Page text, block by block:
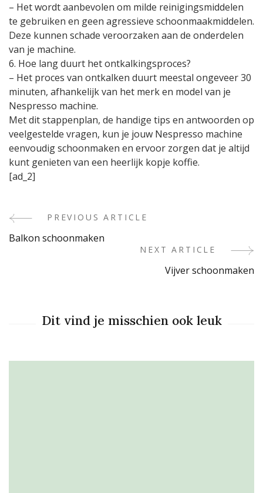
– Het wordt aanbevolen om milde reinigingsmiddelen
te gebruiken en geen agressieve schoonmaakmiddelen.
Deze kunnen schade veroorzaken aan de onderdelen
van je machine.
6. Hoe lang duurt het ontkalkingsproces?
– Het proces van ontkalken duurt meestal ongeveer 30
minuten, afhankelijk van het merk en model van je
Nespresso machine.
Met dit stappenplan, de handige tips en antwoorden op
veelgestelde vragen, kun je jouw Nespresso machine
eenvoudig schoonmaken en ervoor zorgen dat je altijd
kunt genieten van een heerlijk kopje koffie.
[ad_2]
PostPREVIOUS ARTICLE
Balkon schoonmaken
NEXT ARTICLE
Vijver schoonmaken
Dit vind je misschien ook leuk